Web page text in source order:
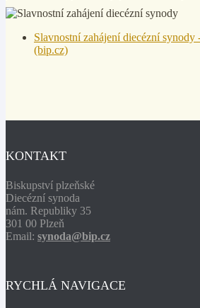
Slavnostní zahájení diecézní synody
(bip.cz)
KONTAKT
Biskupství plzeňské
Diecézní synoda
nám. Republiky 35
301 00 Plzeň
Email: synoda@bip.cz
RYCHLÁ NAVIGACE